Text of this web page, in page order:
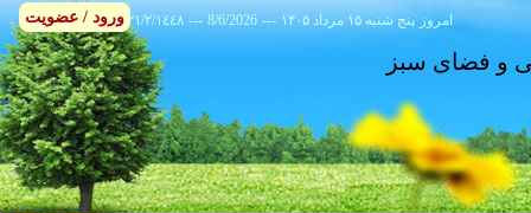
٢١/٢/١٤٤٨ --- 8/6/2026 --- ۱۴۰۵ پنج شنبه ۱۵ مرداد امروز
و فضای سبز
ورود / عضویت